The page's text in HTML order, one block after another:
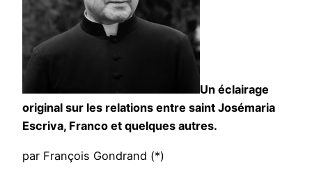
Un éclairage
original sur les relations entre saint Josémaria
Escriva, Franco et quelques autres.
par François Gondrand (*)